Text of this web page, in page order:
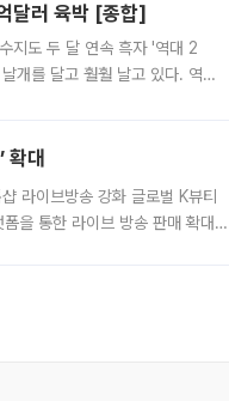
달러 육박 [종합]
지도 두 달 연속 흑자 '역대 2
개를 달고 훨훨 날고 있다. 역대
확대
라이브방송 강화 글로벌 K뷰티
을 통한 라이브 방송 판매 확대에